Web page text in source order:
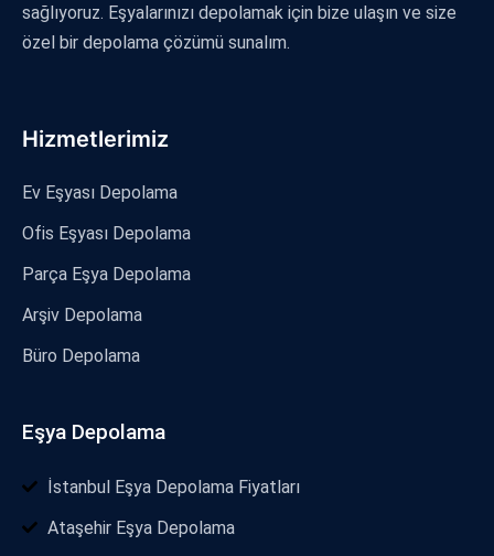
sağlıyoruz. Eşyalarınızı depolamak için bize ulaşın ve size
özel bir depolama çözümü sunalım.
Hizmetlerimiz
Ev Eşyası Depolama
Ofis Eşyası Depolama
Parça Eşya Depolama
Arşiv Depolama
Büro Depolama
Eşya Depolama
İstanbul Eşya Depolama Fiyatları
Ataşehir Eşya Depolama